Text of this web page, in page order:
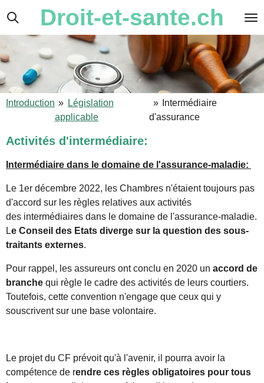
Passer
contenu
principal
Droit-et-sante.ch
Introduction » Législation
applicable
»
Intermédiaire
d'assurance
Activités d'intermédiaire:
Intermédiaire dans le domaine de l'assurance-maladie:
Le 1er décembre 2022, les Chambres n'étaient toujours pas
d'accord sur les règles relatives aux activités
des intermédiaires dans le domaine de l'assurance-maladie.
Le Conseil des Etats diverge sur la question des sous-
traitants externes.
Pour rappel, les assureurs ont conclu en 2020 un accord de
branche qui règle le cadre des activités de leurs courtiers.
Toutefois, cette convention n'engage que ceux qui y
souscrivent sur une base volontaire.
Le projet du CF prévoit qu'à l'avenir, il pourra avoir la
compétence de rendre ces règles obligatoires pour tous